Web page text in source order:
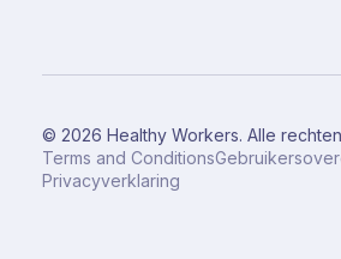
© 2026 Healthy Workers. Alle
Terms and Conditions
Privacyverklaring